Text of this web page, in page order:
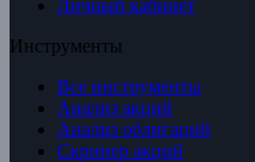
Личный кабинет
Инструменты
Все инструменты
Анализ акций
Анализ облигаций
Скринер акций